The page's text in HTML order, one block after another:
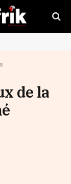
de la